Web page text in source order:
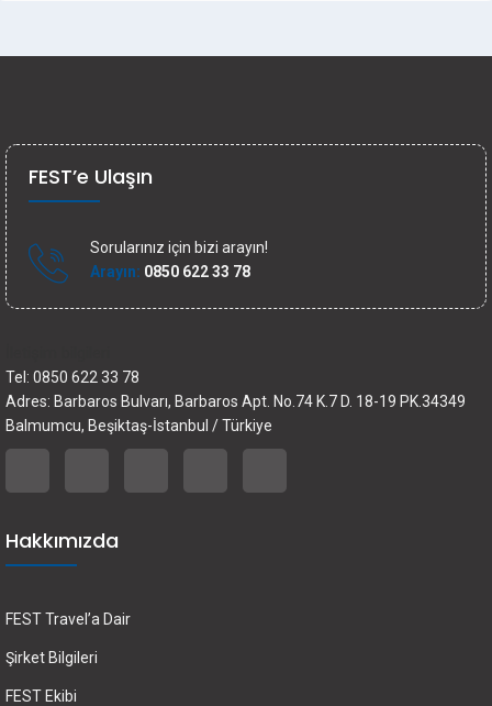
FEST’e Ulaşın
Sorularınız için bizi arayın!
Arayın: 0850 622 33 78
Tel: 0850 622 33 78
Adres: Barbaros Bulvarı, Barbaros Apt. No.74 K.7 D. 18-19 PK.34349
Balmumcu, Beşiktaş-İstanbul / Türkiye
Hakkımızda
FEST Travel’a Dair
Şirket Bilgileri
FEST Ekibi